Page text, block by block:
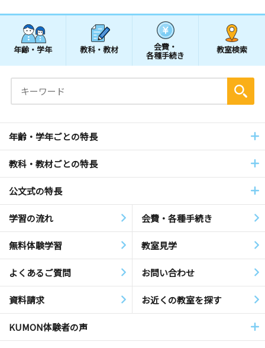
年齢・学年 教科・教材 会費・
各種手続き
教室検索
年齢・学年ごとの特長
教科・教材ごとの特長
公文式の特長
学習の流れ 会費・各種手続き
無料体験学習 教室見学
よくあるご質問 お問い合わせ
資料請求 お近くの教室を探す
KUMON体験者の声